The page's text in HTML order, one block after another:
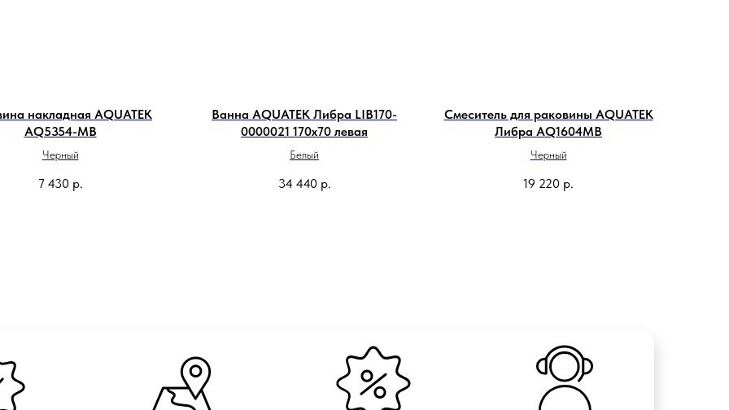
накладная AQUATEK
AQ5354-MB
Черный
7 430 р.
Ванна AQUATEK Либра LIB170-
0000021 170х70 левая
Белый
34 440 р.
Смеситель для раковины AQUATEK
Либра AQ1604MB
Черный
19 220 р.